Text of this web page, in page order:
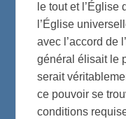
le tout et
l’Église
avec l’accord de
général élisait le
serait
ce pouvoir se
conditions